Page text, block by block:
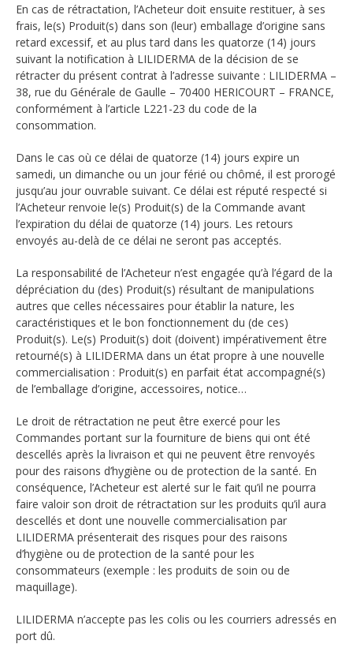
En cas de rétractation, l’Acheteur doit ensuite restituer, à ses
frais, le(s) Produit(s) dans son (leur) emballage d’origine sans
retard excessif, et au plus tard dans les quatorze (14) jours
suivant la notification à LILIDERMA de la décision de se
rétracter du présent contrat à l’adresse suivante : LILIDERMA –
38, rue du Générale de Gaulle – 70400 HERICOURT – FRANCE,
conformément à l’article L221-23 du code de la
consommation.
Dans le cas où ce délai de quatorze (14) jours expire un
samedi, un dimanche ou un jour férié ou chômé, il est prorogé
jusqu’au jour ouvrable suivant. Ce délai est réputé respecté si
l’Acheteur renvoie le(s) Produit(s) de la Commande avant
l’expiration du délai de quatorze (14) jours. Les retours
envoyés au-delà de ce délai ne seront pas acceptés.
La responsabilité de l’Acheteur n’est engagée qu’à l’égard de la
dépréciation du (des) Produit(s) résultant de manipulations
autres que celles nécessaires pour établir la nature, les
caractéristiques et le bon fonctionnement du (de ces)
Produit(s). Le(s) Produit(s) doit (doivent) impérativement être
retourné(s) à LILIDERMA dans un état propre à une nouvelle
commercialisation : Produit(s) en parfait état accompagné(s)
de l’emballage d’origine, accessoires, notice…
Le droit de rétractation ne peut être exercé pour les
Commandes portant sur la fourniture de biens qui ont été
descellés après la livraison et qui ne peuvent être renvoyés
pour des raisons d’hygiène ou de protection de la santé. En
conséquence, l’Acheteur est alerté sur le fait qu’il ne pourra
faire valoir son droit de rétractation sur les produits qu’il aura
descellés et dont une nouvelle commercialisation par
LILIDERMA présenterait des risques pour des raisons
d’hygiène ou de protection de la santé pour les
consommateurs (exemple : les produits de soin ou de
maquillage).
LILIDERMA n’accepte pas les colis ou les courriers adressés en
port dû.